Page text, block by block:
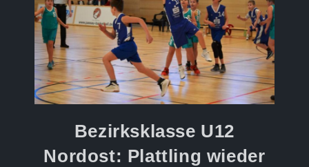
Bezirksklasse U12
Nordost: Plattling wieder